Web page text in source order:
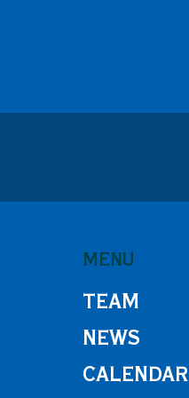
MENU
TEAM
NEWS
CALENDAR